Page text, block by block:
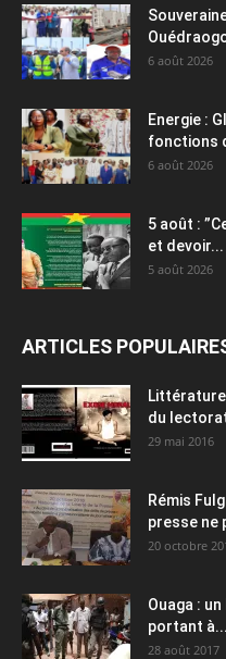
6 août 2026
Energie :
fonctions
6 août 2026
5 août :
et devoir...
5 août 2026
ARTICLES
du
29 mai 2016
Rémis
presse ne
20 octobre
Ouaga :
portant à...
28 août 2017